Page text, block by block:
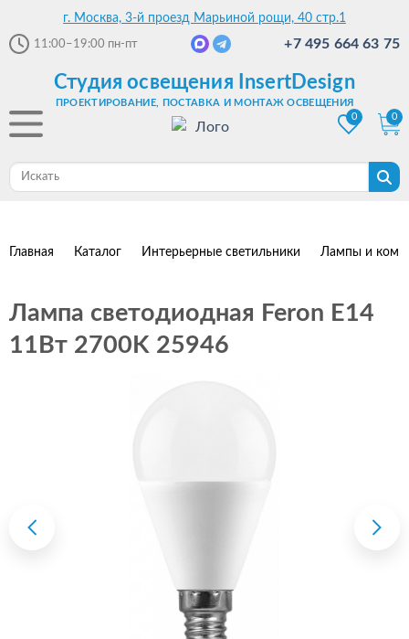
г. Москва, 3-й проезд Марьиной рощи, 40 стр.1
11:00–19:00 пн-пт +7 495 664 63 75
Студия освещения InsertDesign
ПРОЕКТИРОВАНИЕ, ПОСТАВКА И МОНТАЖ ОСВЕЩЕНИЯ
0
0
Главная Каталог Интерьерные светильники Лампы и
Лампа светодиодная Feron E14
11Вт 2700K 25946